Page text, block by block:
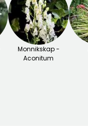
Monnikskap -
Aconitum